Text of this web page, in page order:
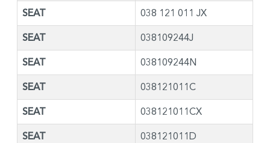
SEAT 038 121 011 JX
SEAT 038109244J
SEAT 038109244N
SEAT 038121011C
SEAT 038121011CX
SEAT 038121011D